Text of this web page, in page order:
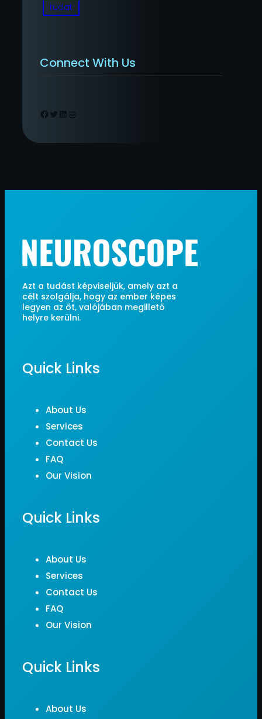
tudat
Connect With Us
Facebook Twitter LinkedIn Instagram
Azt a tudást képviseljük, amely azt a
célt szolgálja, hogy az ember képes
legyen az őt, valójában megillető
helyre kerülni.
Quick Links
About Us
Services
Contact Us
FAQ
Our Vision
Quick Links
About Us
Services
Contact Us
FAQ
Our Vision
Quick Links
About Us